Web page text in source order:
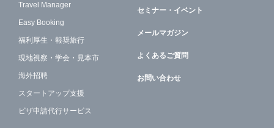
Travel Manager
Easy Booking
福利厚生・報奨旅行
現地視察・学会・見本市
海外招聘
スタートアップ支援
ビザ申請代行サービス
セミナー・イベント
メールマガジン
よくあるご質問
お問い合わせ